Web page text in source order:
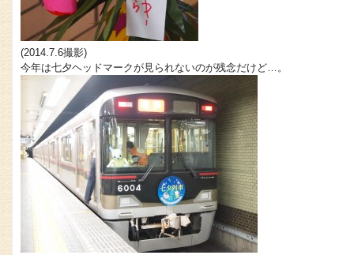
(2014.7.6撮影)
今年は七夕ヘッドマークが見られないのが残念だけど…。